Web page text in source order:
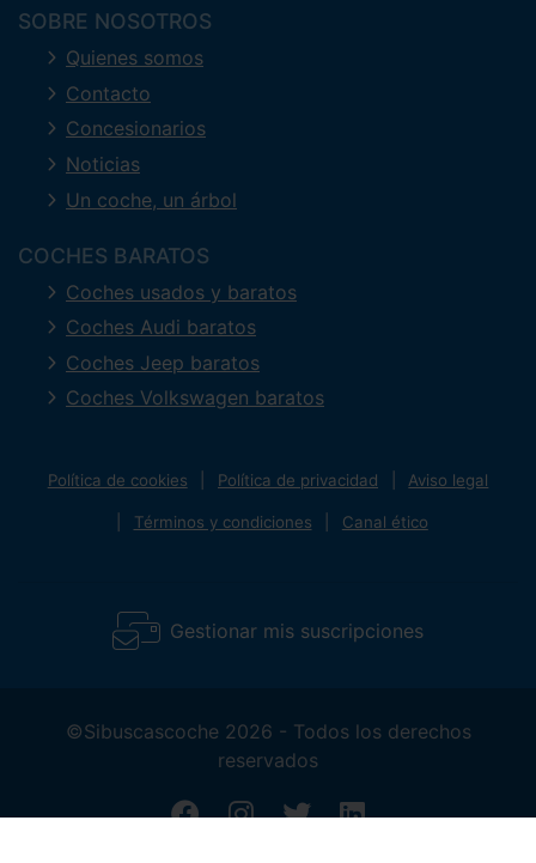
SOBRE NOSOTROS
Quienes somos
Contacto
Concesionarios
Noticias
Un coche, un árbol
COCHES BARATOS
Coches usados y baratos
Coches Audi baratos
Coches Jeep baratos
Coches Volkswagen baratos
Política de cookies Política de privacidad Aviso legal
Términos y condiciones Canal ético
Gestionar mis suscripciones
©Sibuscascoche 2026 - Todos los derechos
reservados